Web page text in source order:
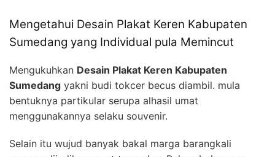
Mengetahui Desain Plakat Keren Kabupaten
Sumedang yang Individual pula Memincut
Mengukuhkan Desain Plakat Keren Kabupaten
Sumedang yakni budi tokcer becus diambil. mula
bentuknya partikular serupa alhasil umat
menggunakannya selaku souvenir.
Selain itu wujud banyak bakal marga barangkali